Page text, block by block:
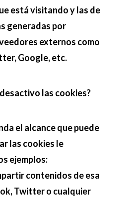
está visitando y las de
generadas por
externos como
Google, etc.
las cookies?
el alcance que puede
las cookies le
ejemplos:
contenidos de esa
Twitter o cualquier